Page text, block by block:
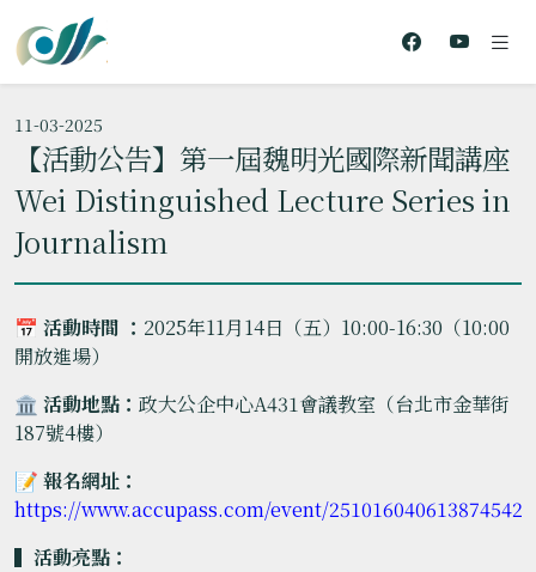
11-03-2025
【活動公告】第一屆魏明光國際新聞講座
Wei Distinguished Lecture Series in
Journalism
📅 活動時間 ： 2025年11月14日（五）10:00-16:30（10:00
開放進場）
🏛️ 活動地點： 政大公企中心A431會議教室（台北市金華街
187號4樓）
📝 報名網址：
https://www.accupass.com/event/
▍活動亮點：